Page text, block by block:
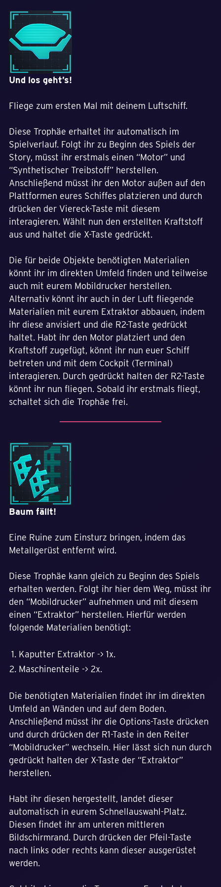
Und los geht’s!
Fliege zum ersten Mal mit deinem Luftschiff.
Diese Trophäe erhaltet ihr automatisch im
Spielverlauf. Folgt ihr zu Beginn des Spiels der
Story, müsst ihr erstmals einen “Motor” und
“Synthetischer Treibstoff” herstellen.
Anschließend müsst ihr den Motor außen auf den
Plattformen eures Schiffes platzieren und durch
drücken der Viereck-Taste mit diesem
interagieren. Wählt nun den erstellten Kraftstoff
aus und haltet die X-Taste gedrückt.
Die für beide Objekte benötigten Materialien
könnt ihr im direkten Umfeld finden und teilweise
auch mit eurem Mobildrucker herstellen.
Alternativ könnt ihr auch in der Luft fliegende
Materialien mit eurem Extraktor abbauen, indem
ihr diese anvisiert und die R2-Taste gedrückt
haltet. Habt ihr den Motor platziert und den
Kraftstoff zugefügt, könnt ihr nun euer Schiff
betreten und mit dem Cockpit (Terminal)
interagieren. Durch gedrückt halten der R2-Taste
könnt ihr nun fliegen. Sobald ihr erstmals fliegt,
schaltet sich die Trophäe frei.
Baum fällt!
Eine Ruine zum Einsturz bringen, indem das
Metallgerüst entfernt wird.
Diese Trophäe kann gleich zu Beginn des Spiels
erhalten werden. Folgt ihr hier dem Weg, müsst ihr
den “Mobildrucker” aufnehmen und mit diesem
einen “Extraktor” herstellen. Hierfür werden
folgende Materialien benötigt:
Kaputter Extraktor -> 1x.
Maschinenteile -> 2x.
Die benötigten Materialien findet ihr im direkten
Umfeld an Wänden und auf dem Boden.
Anschließend müsst ihr die Options-Taste drücken
und durch drücken der R1-Taste in den Reiter
“Mobildrucker” wechseln. Hier lässt sich nun durch
gedrückt halten der X-Taste der “Extraktor”
herstellen.
Habt ihr diesen hergestellt, landet dieser
automatisch in eurem Schnellauswahl-Platz.
Diesen findet ihr am unteren mittleren
Bildschirmrand. Durch drücken der Pfeil-Taste
nach links oder rechts kann dieser ausgerüstet
werden.